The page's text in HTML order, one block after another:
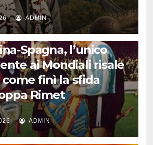
ADMIN
Spagna, l’unico
ai Mondiali risale
come finì la sfida
Rimet
ADMIN
CALCIO, GOSSIP E NON SOLO